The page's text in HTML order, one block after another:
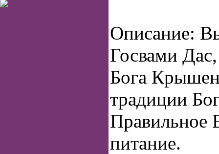
Описание:
Госвами
Бога
традиции
Правильное
питание.